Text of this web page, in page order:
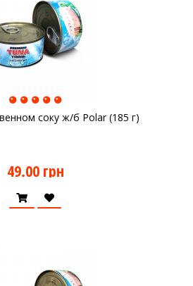
соку ж/б Polar (185 г)
49.00 грн